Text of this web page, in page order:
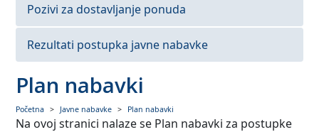
Pozivi za dostavljanje ponuda
Rezultati postupka javne nabavke
Plan nabavki
Početna Javne nabavke Plan nabavki
Na ovoj stranici nalaze se Plan nabavki za postupke